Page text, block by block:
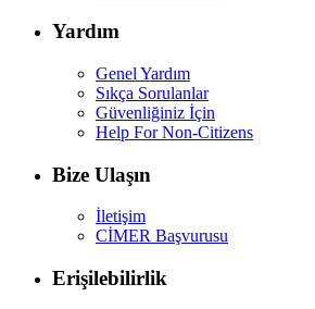
Yardım
Genel Yardım
Sıkça Sorulanlar
Güvenliğiniz İçin
Help For Non-Citizens
Bize Ulaşın
İletişim
CİMER Başvurusu
Erişilebilirlik